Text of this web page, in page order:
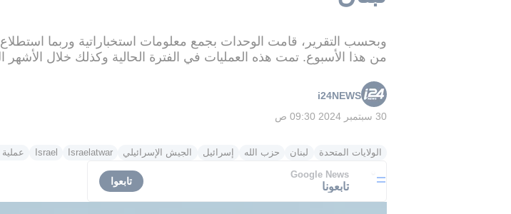
وبحسب التقرير، قامت الوحدات بجمع معلومات استخباراتية وربما استطلاع
من هذا الأسبوع. تمت هذه العمليات في الفترة الحالية وكذلك خلال الأشهر
i24NEWS
30 سبتمبر 2024 09:30 ص
الولايات المتحدة لبنان حزب الله إسرائيل الجيش الإسرائيلي Israelatwar
Israel عملية
Google News
تابعونا تابعوا